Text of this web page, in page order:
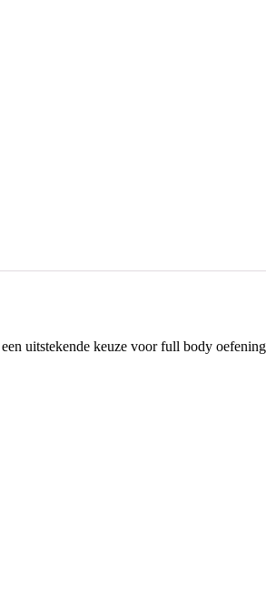
uitstekende keuze voor full body